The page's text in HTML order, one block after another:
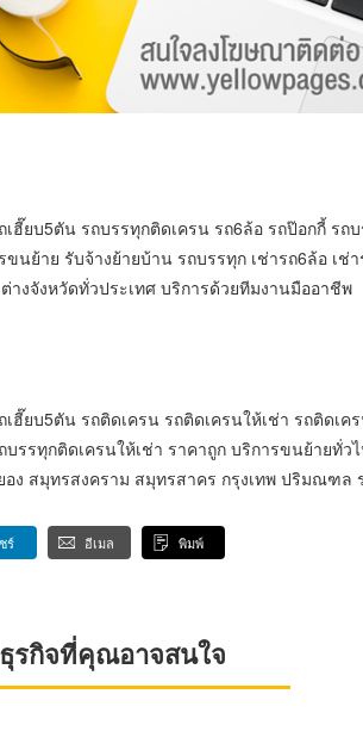
เฮี๊ยบ5ตัน รถบรรทุกติดเครน รถ6ล้อ รถป๊อกกี้ ร
นย้าย รับจ้างย้ายบ้าน รถบรรทุก เช่ารถ6ล้อ เช่
งจังหวัดทั่วประเทศ บริการด้วยทีมงานมืออาชีพ
ฮี๊ยบ5ตัน รถติดเครน รถติดเครนให้เช่า รถติดเ
รรทุกติดเครนให้เช่า ราคาถูก บริการขนย้ายทั่ว
อง สมุทรสงคราม สมุทรสาคร กรุงเทพ ปริมณฑล
ร์ อีเมล พิมพ์
ธุรกิจที่คุณอาจสนใจ